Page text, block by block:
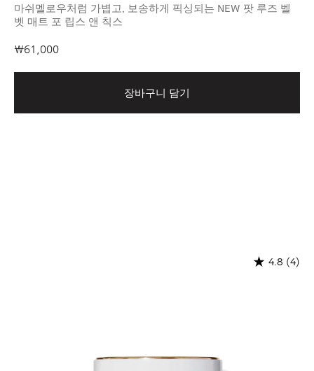
마쉬멜로우처럼 가볍고, 보송하게 픽싱되는 NEW 팟 루즈 벨
벳 매트 포 립스 앤 칙스
₩61,000
장바구니 담기
4.8 (4)